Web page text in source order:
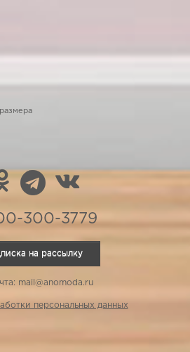
300-3779
на рассылку
mail@anomoda.ru
персональных данных